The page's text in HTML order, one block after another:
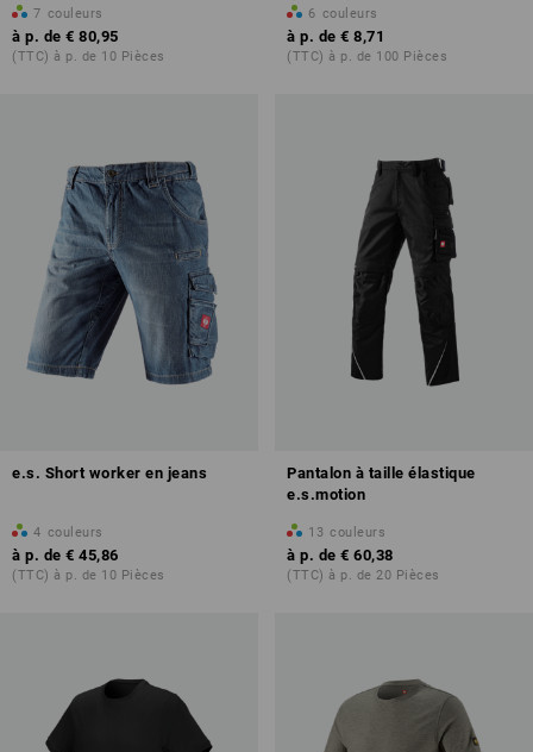
7 couleurs
à p. de € 80,95
(TTC) à p. de 10 Pièces
6 couleurs
à p. de € 8,71
(TTC) à p. de 100 Pièces
e.s. Short worker en jeans
4 couleurs
à p. de € 45,86
(TTC) à p. de 10 Pièces
Pantalon à taille élastique
e.s.motion
13 couleurs
à p. de € 60,38
(TTC) à p. de 20 Pièces